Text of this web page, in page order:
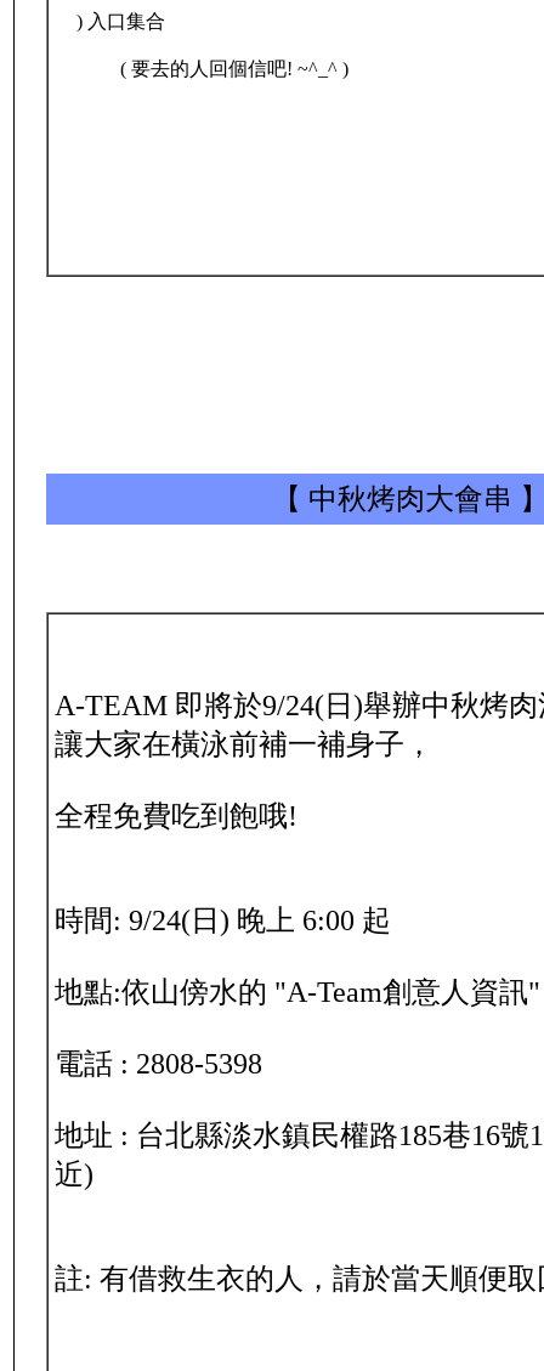
) 入口集合
( 要去的人回個信吧! ~^_^ )
【 中秋烤肉大會串
A-TEAM 即將於9/24(日)舉辦中秋烤
讓大家在橫泳前補一補身子，
全程免費吃到飽哦!
時間: 9/24(日) 晚上 6:00 起
地點:依山傍水的 "A-Team創意人資訊
電話 : 2808-5398
地址 : 台北縣淡水鎮民權路185巷16號
近)
註: 有借救生衣的人，請於當天順便取